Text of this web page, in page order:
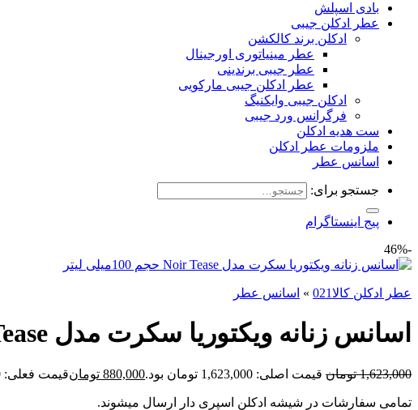
بادی اسپلش
عطر ادکلن جیبی
ادکلن برند کالکشن
عطر مینیاتوری اورجینال
عطر جیبی برندینی
عطر ادکلن جیبی مارکویی
ادکلن جیبی وایکنیگ
فرگرانس ورد جیبی
ست هدیه ادکلن
ملزومات عطر ادکلن
اسانس عطر
جستجو برای:
پیج اینستاگرام
-46%
عطر ادکلن کالا021 » اسانس عطر
اسانس زنانه ویکتوریا سکرت مدل Noir Tease
1,623,000 تومان قیمت اصلی: 1,623,000 تومان بود. 880,000 تومانقیمت فعلی: 880,000 تومان.
تمامی سفارشات در شیشه ادکلن اسپری دار ارسال میشوند.